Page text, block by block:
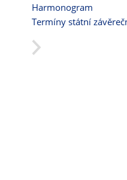
Harmonogram
Termíny státní